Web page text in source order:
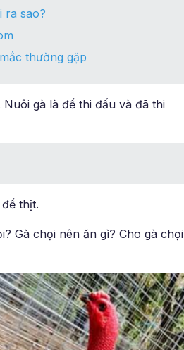
ra sao?
thường gặp
gà là để thi đấu và đã thi
thịt.
Gà chọi nên ăn gì? Cho gà chọi